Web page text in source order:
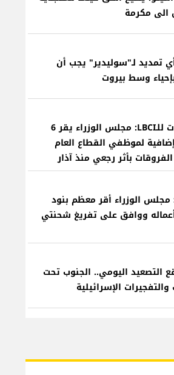
الى مكرمة
تمديد لـ"سوليدير" يجب أن
وسط بيروت
معلومات للـLBCI: مجلس الوزراء يقر 6
لموظفي القطاع العام
بأثر رجعي منذ آذار
الوزراء أقر معظم بنود
ووافق على تفريغ شحنتي
التصعيد اليومي.. الجنوب تحت
الإسرائيلية